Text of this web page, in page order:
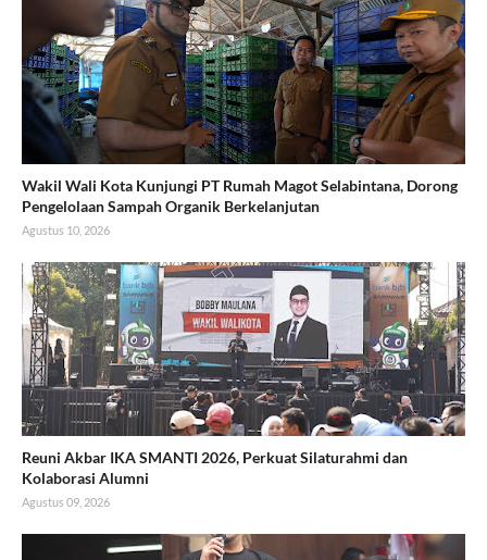
Wakil Wali Kota Kunjungi PT Rumah Magot Selabintana, Dorong
Pengelolaan Sampah Organik Berkelanjutan
Agustus 10, 2026
Reuni Akbar IKA SMANTI 2026, Perkuat Silaturahmi dan
Kolaborasi Alumni
Agustus 09, 2026